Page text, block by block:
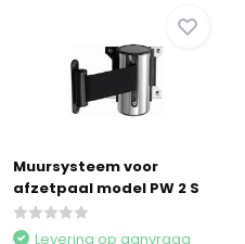
Muursysteem voor
afzetpaal model PW 2 S
Levering op aanvraag